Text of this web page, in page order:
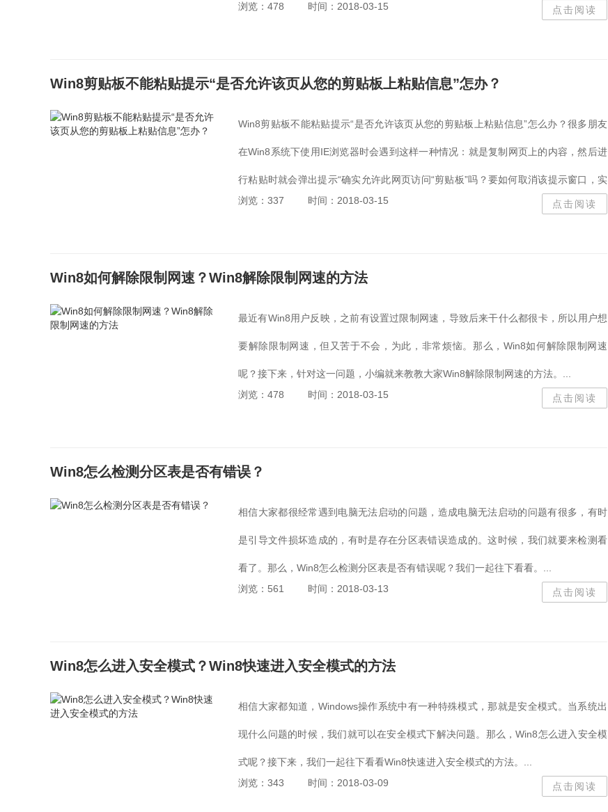
呢？...
浏览：478 时间：2018-03-15 点击阅读
Win8剪贴板不能粘贴提示“是否允许该页从您的剪贴板上粘贴信息”怎办？
Win8剪贴板不能粘贴提示“是否允许该页从您的剪贴板上粘贴信息”怎么办？很多朋友
在Win8系统下使用IE浏览器时会遇到这样一种情况：就是复制网页上的内容，然后进
行粘贴时就会弹出提示“确实允许此网页访问“剪贴板”吗？要如何取消该提示窗口，实
现直接在网页上复制粘贴...
浏览：337 时间：2018-03-15 点击阅读
Win8如何解除限制网速？Win8解除限制网速的方法
最近有Win8用户反映，之前有设置过限制网速，导致后来干什么都很卡，所以用户想
要解除限制网速，但又苦于不会，为此，非常烦恼。那么，Win8如何解除限制网速
呢？接下来，针对这一问题，小编就来教教大家Win8解除限制网速的方法。...
浏览：478
时间：2018-03-15 点击阅读
Win8怎么检测分区表是否有错误？
相信大家都很经常遇到电脑无法启动的问题，造成电脑无法启动的问题有很多，有时
是引导文件损坏造成的，有时是存在分区表错误造成的。这时候，我们就要来检测看
看了。那么，Win8怎么检测分区表是否有错误呢？我们一起往下看看。...
浏览：561
时间：2018-03-13 点击阅读
Win8怎么进入安全模式？Win8快速进入安全模式的方法
相信大家都知道，Windows操作系统中有一种特殊模式，那就是安全模式。当系统出
现什么问题的时候，我们就可以在安全模式下解决问题。那么，Win8怎么进入安全模
式呢？接下来，我们一起往下看看Win8快速进入安全模式的方法。...
浏览：343
时间：2018-03-09 点击阅读